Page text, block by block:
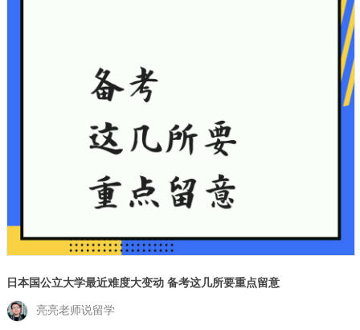
日本国公立大学最近难度大变动 备考这几所要重点留意
亮亮老师说留学